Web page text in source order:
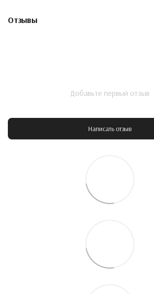
Отзывы
Добавьте первый отзыв
Написать отзыв